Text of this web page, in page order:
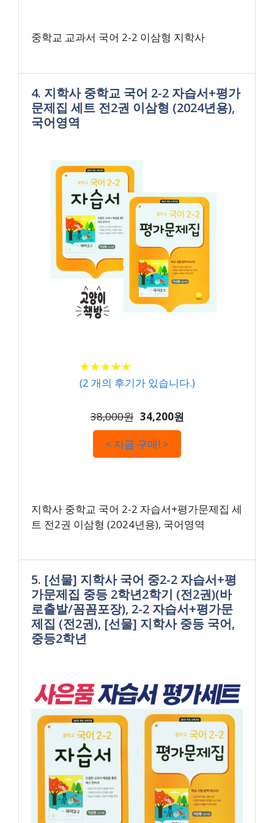
중학교 교과서 국어 2-2 이삼형 지학사
4. 지학사 중학교 국어 2-2 자습서+평가
문제집 세트 전2권 이삼형 (2024년용),
국어영역
★★★★★
★★★★★
(2 개의 후기가 있습니다.)
38,000원 34,200원
< 지금 구매! >
지학사 중학교 국어 2-2 자습서+평가문제집 세
트 전2권 이삼형 (2024년용), 국어영역
5. [선물] 지학사 국어 중2-2 자습서+평
가문제집 중등 2학년2학기 (전2권)(바
로출발/꼼꼼포장), 2-2 자습서+평가문
제집 (전2권), [선물] 지학사 중등 국어,
중등2학년